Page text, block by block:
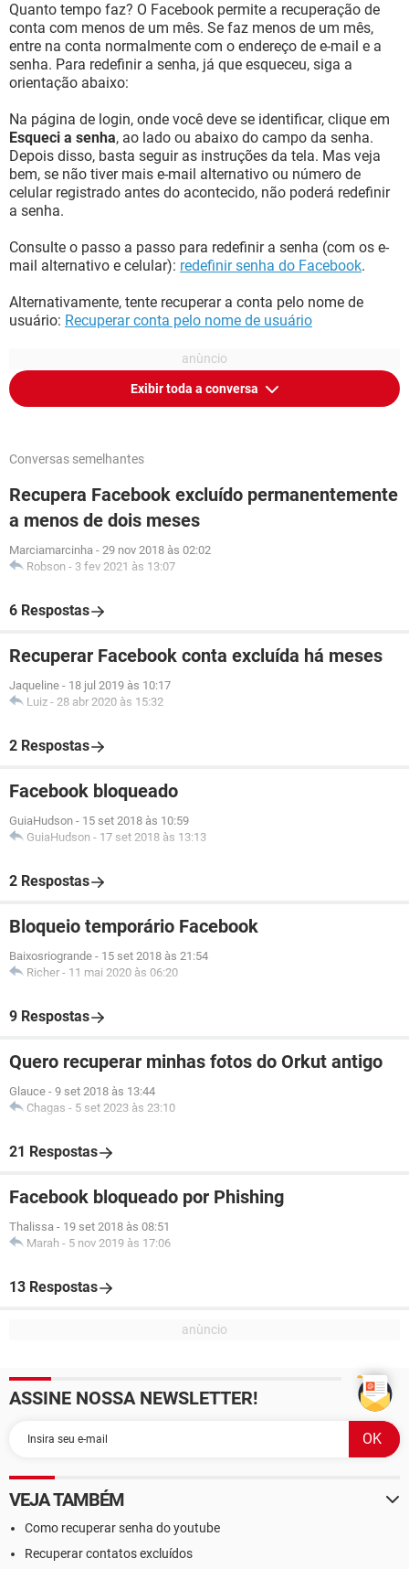
Quanto tempo faz? O Facebook permite a recuperação de
conta com menos de um mês. Se faz menos de um mês,
entre na conta normalmente com o endereço de e-mail e a
senha. Para redefinir a senha, já que esqueceu, siga a
orientação abaixo:
Na página de login, onde você deve se identificar, clique em
Esqueci a senha, ao lado ou abaixo do campo da senha.
Depois disso, basta seguir as instruções da tela. Mas veja
bem, se não tiver mais e-mail alternativo ou número de
celular registrado antes do acontecido, não poderá redefinir
a senha.
Consulte o passo a passo para redefinir a senha (com os e-
mail alternativo e celular): redefinir senha do Facebook.
Alternativamente, tente recuperar a conta pelo nome de
usuário: Recuperar conta pelo nome de usuário
Exibir toda a conversa
Conversas semelhantes
Recupera Facebook excluído permanentemente
a menos de dois meses
Marciamarcinha - 29 nov 2018 às 02:02
Robson - 3 fev 2021 às 13:07
6 Respostas
Recuperar Facebook conta excluída há meses
Jaqueline - 18 jul 2019 às 10:17
Luiz - 28 abr 2020 às 15:32
2 Respostas
Facebook bloqueado
GuiaHudson - 15 set 2018 às 10:59
GuiaHudson - 17 set 2018 às 13:13
2 Respostas
Bloqueio temporário Facebook
Baixosriogrande - 15 set 2018 às 21:54
Richer - 11 mai 2020 às 06:20
9 Respostas
Quero recuperar minhas fotos do Orkut antigo
Glauce - 9 set 2018 às 13:44
Chagas - 5 set 2023 às 23:10
21 Respostas
Facebook bloqueado por Phishing
Thalissa - 19 set 2018 às 08:51
Marah - 5 nov 2019 às 17:06
13 Respostas
ASSINE NOSSA NEWSLETTER!
VEJA TAMBÉM
Como recuperar senha do youtube
Recuperar contatos excluídos